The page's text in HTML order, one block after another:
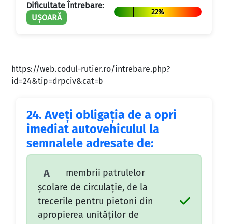
Dificultate Întrebare:
UȘOARĂ
22%
https://web.codul-rutier.ro/intrebare.php?
id=24&tip=drpciv&cat=b
24. Aveţi obligaţia de a opri
imediat autovehiculul la
semnalele adresate de:
A
membrii patrulelor
şcolare de circulaţie, de la
trecerile pentru pietoni din
apropierea unităţilor de